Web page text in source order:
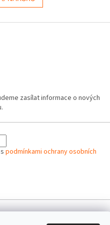
l
d
y
u
n
zasílat informace o nových
podmínkami ochrany osobních